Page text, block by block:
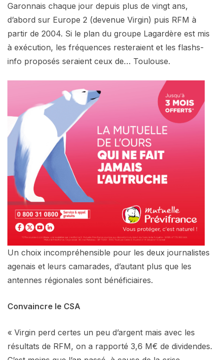
Garonnais chaque jour depuis plus de vingt ans,
d’abord sur Europe 2 (devenue Virgin) puis RFM à
partir de 2004. Si le plan du groupe Lagardère est mis
à exécution, les fréquences resteraient et les flashs-
info proposés seraient ceux de… Toulouse.
Un choix incompréhensible pour les deux journalistes
agenais et leurs camarades, d’autant plus que les
antennes régionales sont bénéficiaires.
Convaincre le CSA
« Virgin perd certes un peu d’argent mais avec les
résultats de RFM, on a rapporté 3,6 M€ de dividendes.